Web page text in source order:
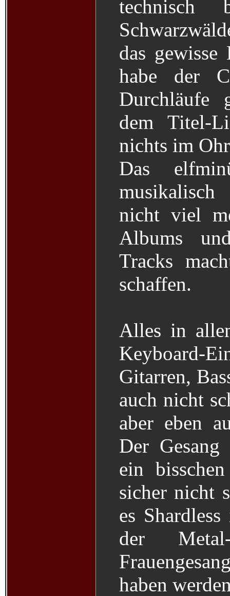
technisch
das
habe der
Durchläufe
dem Titel-
nichts im
Das
musikalisch
nicht viel
Albums
Tracks
schaffen.
Alles in
Gitarren,
auch nicht
aber eben
Der
ein
sicher nicht
es
der
haben